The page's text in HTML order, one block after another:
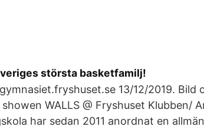
största basketfamilj!
13/12/2019. Bild
WALLS @ Fryshuset Klubben/
har sedan 2011 anordnat en